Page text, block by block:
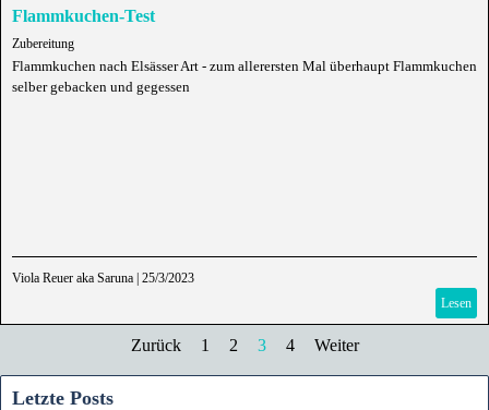
Flammkuchen-Test
Zubereitung
Flammkuchen nach Elsässer Art - zum allerersten Mal überhaupt Flammkuchen
selber gebacken und gegessen
Viola Reuer aka Saruna 25/3/2023
Lesen
Zurück 1 2 3 4 Weiter
Letzte Posts